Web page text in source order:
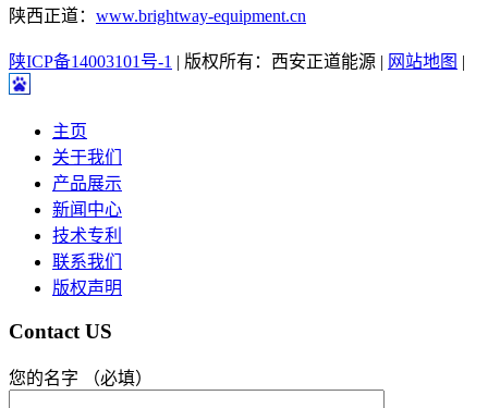
陕西正道： www.brightway-equipment.cn
陕ICP备14003101号-1 | 版权所有：西安正道能源 | 网站地图 |
主页
关于我们
产品展示
新闻中心
技术专利
联系我们
版权声明
Contact US
您的名字 （必填）